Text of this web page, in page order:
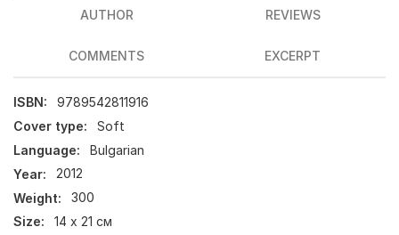
AUTHOR REVIEWS
COMMENTS EXCERPT
ISBN:
9789542811916
Cover type:
Soft
Language:
Bulgarian
Year:
2012
Weight:
300
Size:
14 х 21 см